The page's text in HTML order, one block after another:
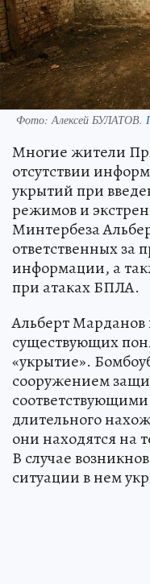
Фото: Алексей БУЛАТОВ.
Многие жители
отсутствии
укрытий при
режимов и
Минтербеза
ответственных за
информации, а
при атаках БПЛА.
Альберт
существующих
«укрытие».
сооружением
длительного
они находятся на
В случае
ситуации в нем